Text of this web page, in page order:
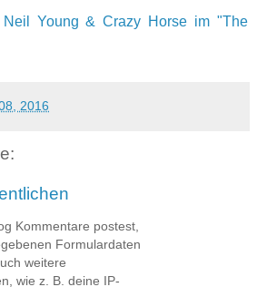
Young & Crazy Horse im "The
2016
Kommentare postest,
Formulardaten
weitere
wie z. B. deine IP-